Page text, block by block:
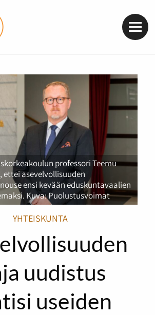
professori Teemu
ettei asevelvollisuuden
ensi kevään eduskuntavaalien
Kuva: Puolustusvoimat
YHTEISKUNTA
uudistus
useiden